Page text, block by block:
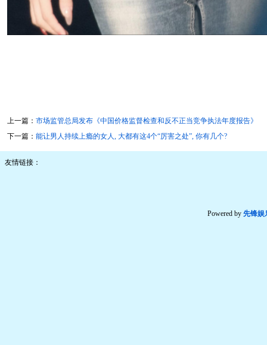
上一篇： 市场监管总局发布《中国价格监督检查和反不正当竞争执法年度报告》
下一篇： 能让男人持续上瘾的女人, 大都有这4个“厉害之处”, 你有几个?
友情链接：
Powered by 先锋娱